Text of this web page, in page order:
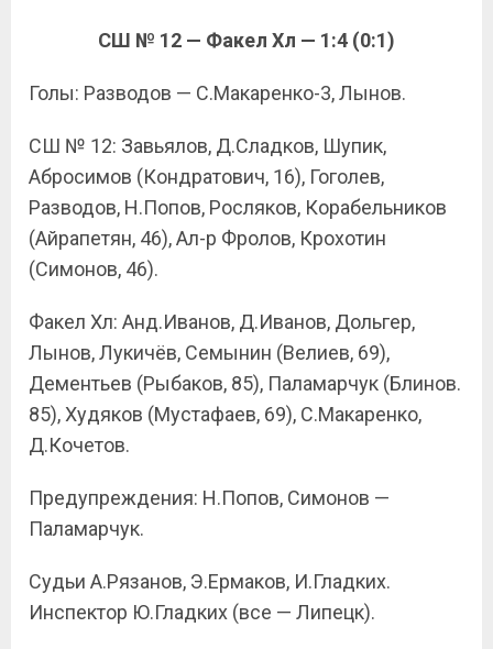
СШ № 12 — Факел Хл — 1:4 (0:1)
Голы: Разводов — С.Макаренко-3, Лынов.
СШ № 12: Завьялов, Д.Сладков, Шупик,
Абросимов (Кондратович, 16), Гоголев,
Разводов, Н.Попов, Росляков, Корабельников
(Айрапетян, 46), Ал-р Фролов, Крохотин
(Симонов, 46).
Факел Хл: Анд.Иванов, Д.Иванов, Дольгер,
Лынов, Лукичёв, Семынин (Велиев, 69),
Дементьев (Рыбаков, 85), Паламарчук (Блинов.
85), Худяков (Мустафаев, 69), С.Макаренко,
Д.Кочетов.
Предупреждения: Н.Попов, Симонов —
Паламарчук.
Судьи А.Рязанов, Э.Ермаков, И.Гладких.
Инспектор Ю.Гладких (все — Липецк).